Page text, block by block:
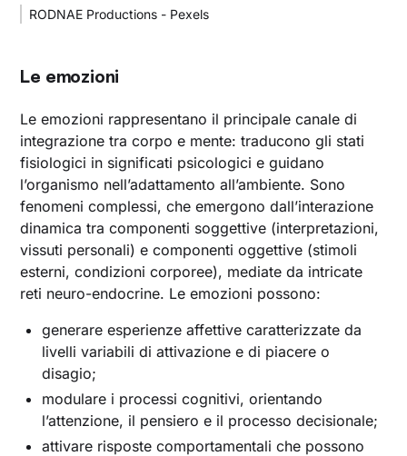
RODNAE Productions - Pexels
Le emozioni
Le emozioni rappresentano il principale canale di
integrazione tra corpo e mente: traducono gli stati
fisiologici in significati psicologici e guidano
l’organismo nell’adattamento all’ambiente. Sono
fenomeni complessi, che emergono dall’interazione
dinamica tra componenti soggettive (interpretazioni,
vissuti personali) e componenti oggettive (stimoli
esterni, condizioni corporee), mediate da intricate
reti neuro-endocrine. Le emozioni possono:
generare esperienze affettive caratterizzate da
livelli variabili di attivazione e di piacere o
disagio;
modulare i processi cognitivi, orientando
l’attenzione, il pensiero e il processo decisionale;
attivare risposte comportamentali che possono